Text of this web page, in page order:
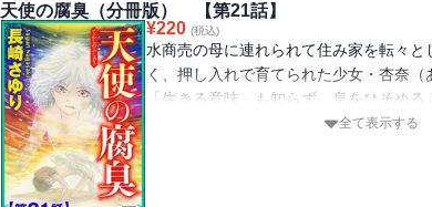
天使の腐臭（分冊版） 【第21話】
¥220 (税込)
水商売の母に連れられて住み家を転々と
く、押し入れで育てられた少女・杏奈（
「生きる意味」も知らず、息をひそめる
彼女がもう子供ではなくなったとき、大
全て表示する